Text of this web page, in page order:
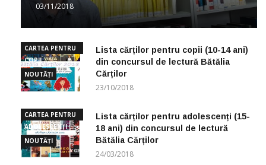
03/11/2018
CARTEA PENTRU
COPII
NOUTĂȚI
Lista cărților pentru copii (10-14 ani)
din concursul de lectură Bătălia
Cărților
23/10/2018
CARTEA PENTRU
ADOLESCENȚI
NOUTĂȚI
Lista cărților pentru adolescenți (15-
18 ani) din concursul de lectură
Bătălia Cărților
24/03/2018